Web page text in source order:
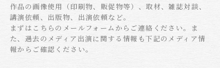
作品の画像使用（印刷物、販促物等）、取材、雑誌対談、
講演依頼、出版物、出演依頼など。
まずはこちらのメールフォームからご連絡ください。ま
た、過去のメディア出演に関する情報も下記のメディア情
報からご確認ください。